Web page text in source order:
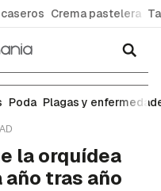
Crema pastelera
Poda Plagas y
la orquídea
tras año